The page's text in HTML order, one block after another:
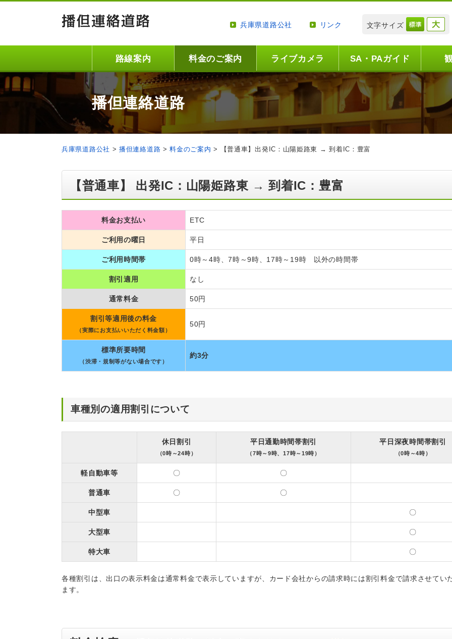
兵庫県道路公社 リンク 文字サイズ
路線案内 料金のご案内 ライブカメラ SA・PAガイド
播但連絡道路
兵庫県道路公社 >播但連絡道路 >料金のご案内 > 【普通車】出発IC：山陽姫路東 → 到着IC：豊富
【普通車】 出発IC：山陽姫路東 → 到着IC：豊富
料金お支払い ETC
ご利用の曜日 平日
ご利用時間帯 0時～4時、7時～9時、17時～19時 以外の時間帯
割引適用 なし
通常料金 50円
割引等適用後の料金
（実際にお支払いいただく料金額）
50円
標準所要時間
（渋滞・規制等がない場合です）
約3分
車種別の適用割引について
休日割引
（0時～24時）
平日通勤時間帯割引
（7時～9時、17時～19時）
平日深夜時間帯割引
（0時～4時）
軽自動車等 〇 〇
普通車 〇 〇
中型車 〇
大型車 〇
特大車 〇
各種割引は、出口の表示料金は通常料金で表示していますが、カード会社からの請求時には割引料金で請求させてい
ます。